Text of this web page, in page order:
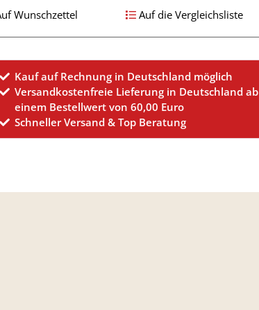
Wunschzettel Auf die Vergleichsliste
Kauf auf Rechnung in Deutschland möglich
Versandkostenfreie Lieferung in Deutschland ab
einem Bestellwert von 60,00 Euro
Schneller Versand & Top Beratung